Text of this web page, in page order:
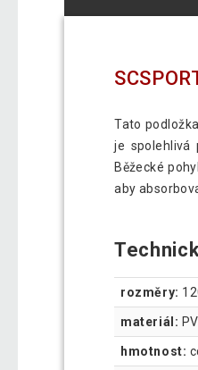
Tato
je spolehlivá
Běžecké
aby
rozměry:
materiál:
hmotnost: